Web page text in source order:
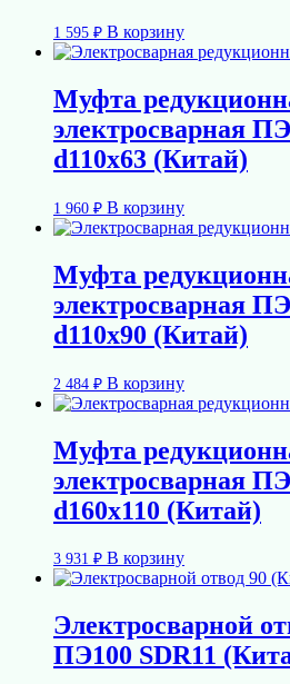
1 595 ₽ В корзину
Муфта
электросварная
d110х63 (Китай)
1 960 ₽ В корзину
Муфта
электросварная
d110х90 (Китай)
2 484 ₽ В корзину
Муфта
электросварная
d160х110 (Китай)
3 931 ₽ В корзину
Электросварной
ПЭ100 SDR11